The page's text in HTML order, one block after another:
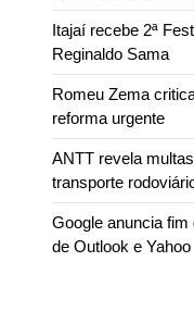
Itajaí recebe 2ª
Reginaldo Sama
Romeu Zema
reforma urgente
ANTT revela
transporte
Google anuncia
de Outlook e Yahoo